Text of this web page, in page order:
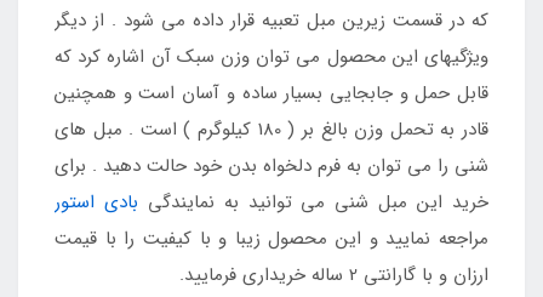
که در قسمت زیرین مبل تعبیه قرار داده می شود . از دیگر
ویژگیهای این محصول می توان وزن سبک آن اشاره کرد که
قابل حمل و جابجایی بسیار ساده و آسان است و همچنین
قادر به تحمل وزن بالغ بر ( 180 کیلوگرم ) است . مبل های
شنی را می توان به فرم دلخواه بدن خود حالت دهید . برای
خرید این مبل شنی می توانید به نمایندگی بادی استور
مراجعه نمایید و این محصول زیبا و با کیفیت را با قیمت
ارزان و با گارانتی 2 ساله خریداری فرمایید.